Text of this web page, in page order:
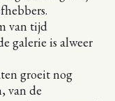
van tijd
galerie is alweer
groeit nog
van de